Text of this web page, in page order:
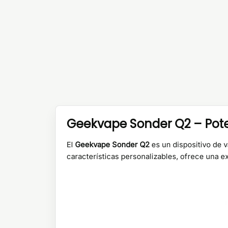
Geekvape Sonder Q2 –
El Geekvape Sonder Q2 es un dispositivo de
características personalizables, ofrece una